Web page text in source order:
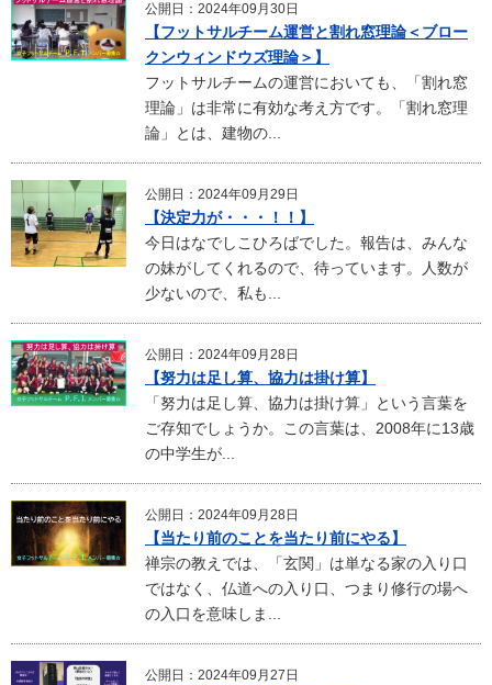
公開日：2024年09月30日
【フットサルチーム運営と割れ窓理論＜ブロー
クンウィンドウズ理論＞】
フットサルチームの運営においても、「割れ窓
理論」は非常に有効な考え方です。「割れ窓理
論」とは、建物の...
公開日：2024年09月29日
【決定力が・・・！！】
今日はなでしこひろばでした。報告は、みんな
の妹がしてくれるので、待っています。人数が
少ないので、私も...
公開日：2024年09月28日
【努力は足し算、協力は掛け算】
「努力は足し算、協力は掛け算」という言葉を
ご存知でしょうか。この言葉は、2008年に13歳
の中学生が...
公開日：2024年09月28日
【当たり前のことを当たり前にやる】
禅宗の教えでは、「玄関」は単なる家の入り口
ではなく、仏道への入り口、つまり修行の場へ
の入口を意味しま...
公開日：2024年09月27日